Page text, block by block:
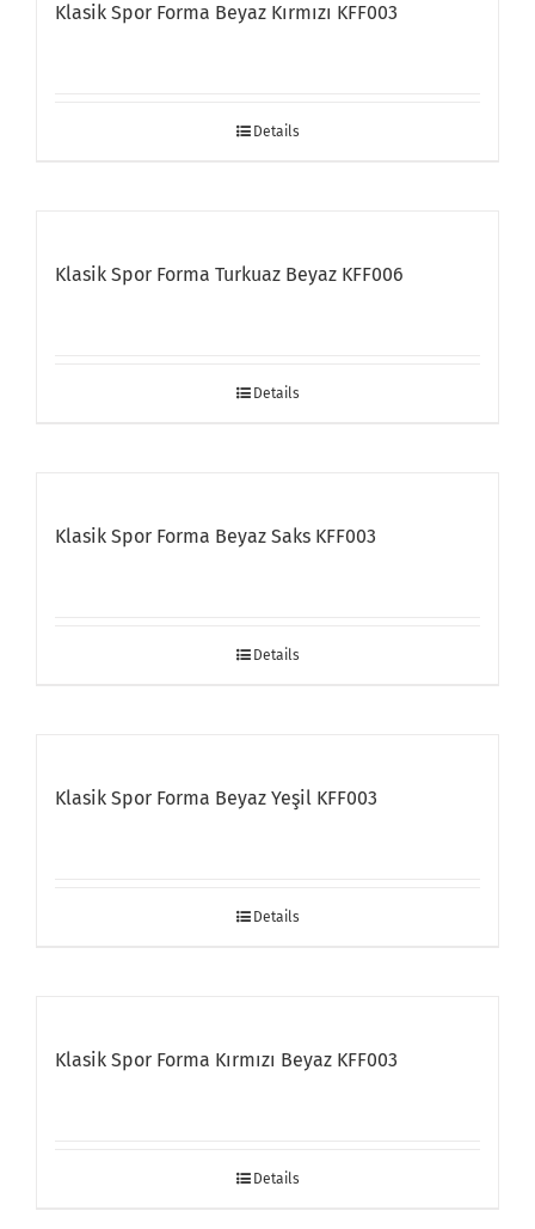
Klasik Spor Forma Beyaz Kırmızı KFF003
Details
Klasik Spor Forma Turkuaz Beyaz KFF006
Details
Klasik Spor Forma Beyaz Saks KFF003
Details
Klasik Spor Forma Beyaz Yeşil KFF003
Details
Klasik Spor Forma Kırmızı Beyaz KFF003
Details